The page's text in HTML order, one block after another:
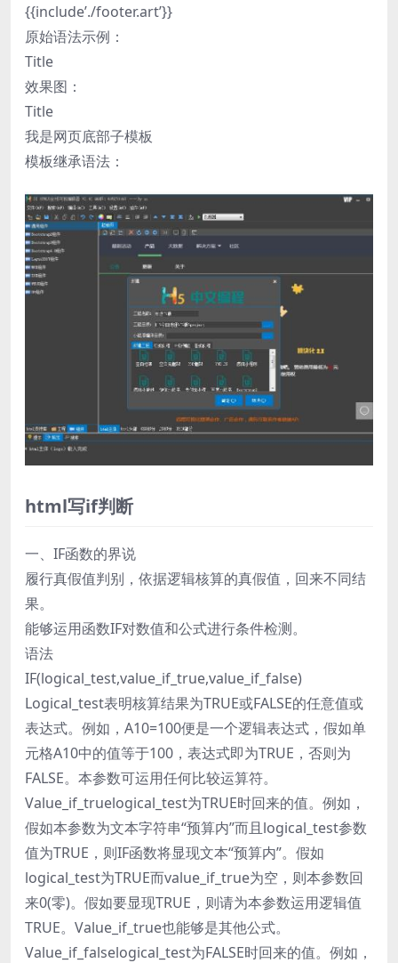
{{include’./footer.art’}}
原始语法示例：
Title
效果图：
Title
我是网页底部子模板
模板继承语法：
html写if判断
一、IF函数的界说
履行真假值判别，依据逻辑核算的真假值，回来不同结
果。
能够运用函数IF对数值和公式进行条件检测。
语法
IF(logical_test,value_if_true,value_if_false)
Logical_test表明核算结果为TRUE或FALSE的任意值或
表达式。例如，A10=100便是一个逻辑表达式，假如单
元格A10中的值等于100，表达式即为TRUE，否则为
FALSE。本参数可运用任何比较运算符。
Value_if_truelogical_test为TRUE时回来的值。例如，
假如本参数为文本字符串“预算内”而且logical_test参数
值为TRUE，则IF函数将显现文本“预算内”。假如
logical_test为TRUE而value_if_true为空，则本参数回
来0(零)。假如要显现TRUE，则请为本参数运用逻辑值
TRUE。Value_if_true也能够是其他公式。
Value_if_falselogical_test为FALSE时回来的值。例如，